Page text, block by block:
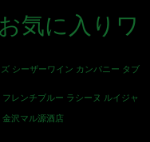
お気に入りワ
シーザーワイン カンパニー タブ
フレンチブルー ラシーヌ ルイジャ
金沢マル源酒店